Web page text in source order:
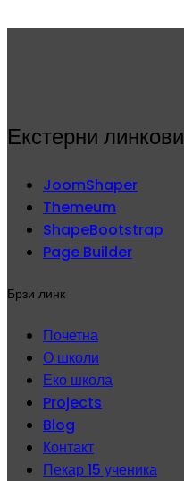
Екстерни линкови
JoomShaper
Themeum
ShapeBootstrap
Page Builder
Брзи линк
Почетна
О школи
Еко школа
Projects
Blog
Контакт
Пекар 15 ученика